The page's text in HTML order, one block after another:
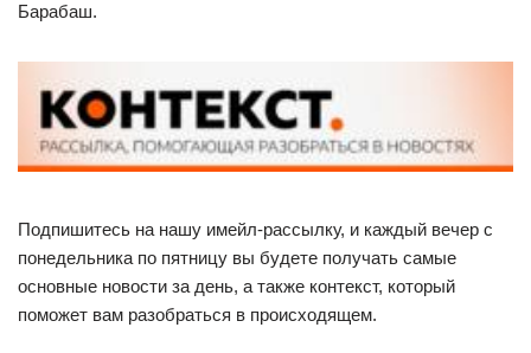
Барабаш.
Подпишитесь на нашу имейл-рассылку, и каждый вечер с
понедельника по пятницу вы будете получать самые
основные новости за день, а также контекст, который
поможет вам разобраться в происходящем.